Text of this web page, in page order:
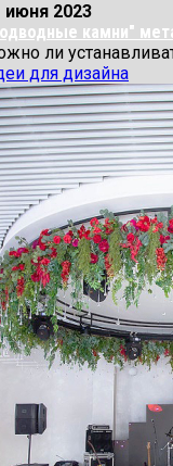
июня 2023
камни"
ли
для дизайна